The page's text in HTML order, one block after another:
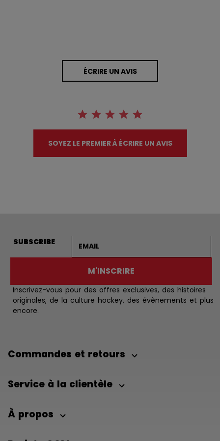
ÉCRIRE UN AVIS
SOYEZ LE PREMIER À ÉCRIRE UN AVIS
SUBSCRIBE
M'INSCRIRE
Inscrivez-vous pour des offres exclusives, des histoires
originales, de la culture hockey, des évènements et plus
encore.
Commandes et retours
Service à la clientèle
À propos